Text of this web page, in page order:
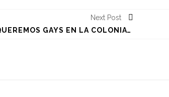
Next Post
“NO QUEREMOS GAYS EN LA COLONIA”; VECINOS PRENDEN FUEGO A REFUGIO DE MIGRANTES LGBT EN TIJUANA